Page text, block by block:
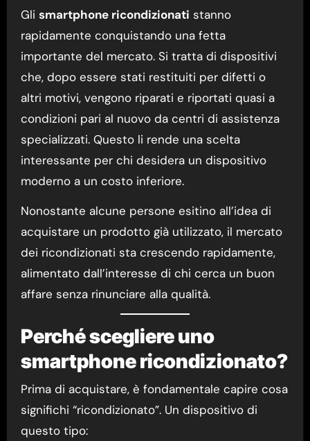
Gli smartphone ricondizionati stanno
rapidamente conquistando una fetta
importante del mercato. Si tratta di dispositivi
che, dopo essere stati restituiti per difetti o
altri motivi, vengono riparati e riportati quasi a
condizioni pari al nuovo da centri di assistenza
specializzati. Questo li rende una scelta
interessante per chi desidera un dispositivo
moderno a un costo inferiore.
Nonostante alcune persone esitino all’idea di
acquistare un prodotto già utilizzato, il mercato
dei ricondizionati sta crescendo rapidamente,
alimentato dall’interesse di chi cerca un buon
affare senza rinunciare alla qualità.
Perché scegliere uno
smartphone ricondizionato?
Prima di acquistare, è fondamentale capire cosa
significhi “ricondizionato”. Un dispositivo di
questo tipo: